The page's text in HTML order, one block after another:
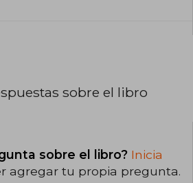
sobre el libro
sobre el libro? Inicia
agregar tu propia pregunta.